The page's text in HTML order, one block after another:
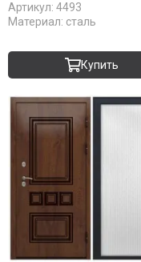
Артикул: 4493
Материал: сталь
Купить